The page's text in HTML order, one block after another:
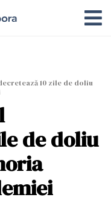
10 zile de doliu
de doliu